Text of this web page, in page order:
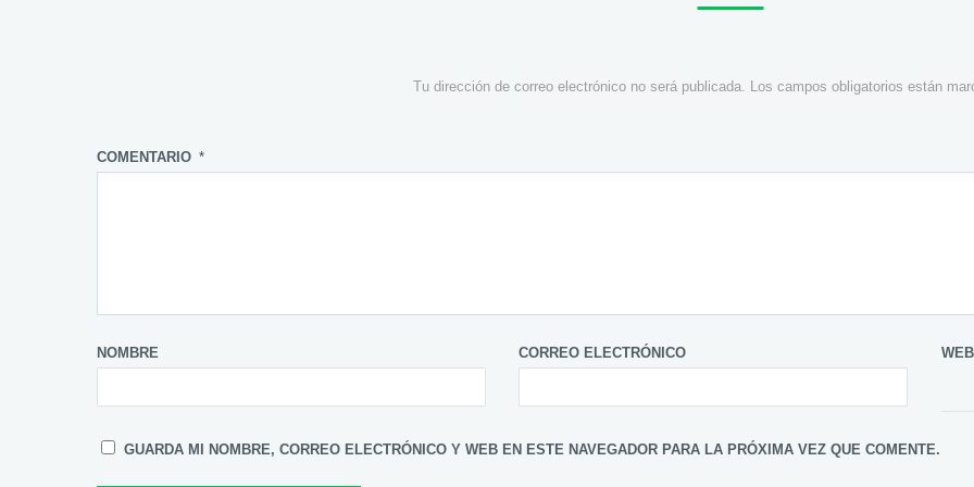
Tu dirección de correo electrónico no será publicada. Los campos obligatorios están
COMENTARIO *
NOMBRE CORREO ELECTRÓNICO WEB
GUARDA MI NOMBRE, CORREO ELECTRÓNICO Y WEB EN ESTE NAVEGADOR PARA LA PRÓXIMA VEZ QUE COMENTE.